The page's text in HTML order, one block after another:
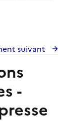
suivant
-